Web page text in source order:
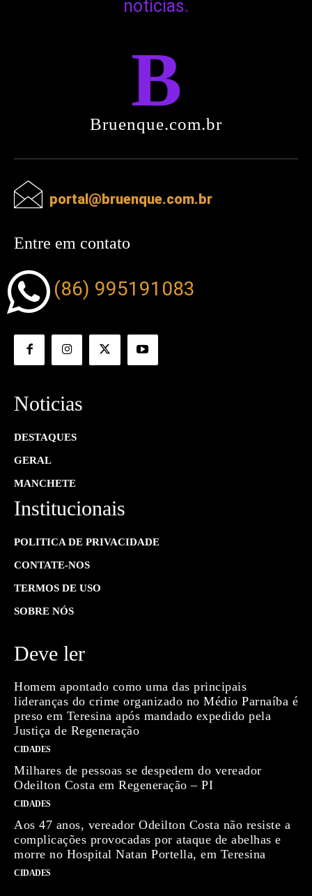
notícias.
B
Bruenque.com.br
portal@bruenque.com.br
Entre em contato
(86) 995191083
Noticias
DESTAQUES
GERAL
MANCHETE
Institucionais
POLITICA DE PRIVACIDADE
CONTATE-NOS
TERMOS DE USO
SOBRE NÓS
Deve ler
Homem apontado como uma das principais
lideranças do crime organizado no Médio Parnaíba é
preso em Teresina após mandado expedido pela
Justiça de Regeneração
CIDADES
Milhares de pessoas se despedem do vereador
Odeilton Costa em Regeneração – PI
CIDADES
Aos 47 anos, vereador Odeilton Costa não resiste a
complicações provocadas por ataque de abelhas e
morre no Hospital Natan Portella, em Teresina
CIDADES